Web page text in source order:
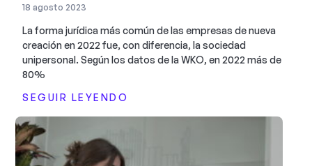
18 agosto 2023
La forma jurídica más común de las empresas de nueva
creación en 2022 fue, con diferencia, la sociedad
unipersonal. Según los datos de la WKO, en 2022 más de
80%
SEGUIR LEYENDO